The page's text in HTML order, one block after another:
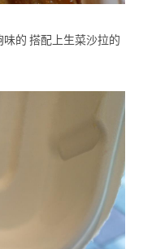
的 搭配上生菜沙拉的